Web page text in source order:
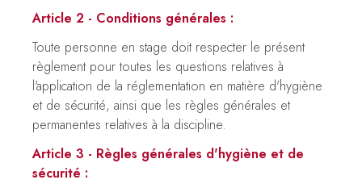
Article 2 - Conditions générales :
Toute personne en stage doit respecter le présent
règlement pour toutes les questions relatives à
l'application de la réglementation en matière d'hygiène
et de sécurité, ainsi que les règles générales et
permanentes relatives à la discipline.
Article 3 - Règles générales d'hygiène et de
sécurité :